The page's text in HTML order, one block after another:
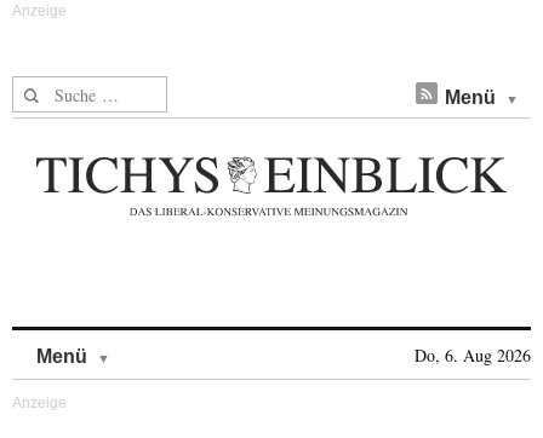
Suche nach: Menü
Menü Do, 6. Aug 2026